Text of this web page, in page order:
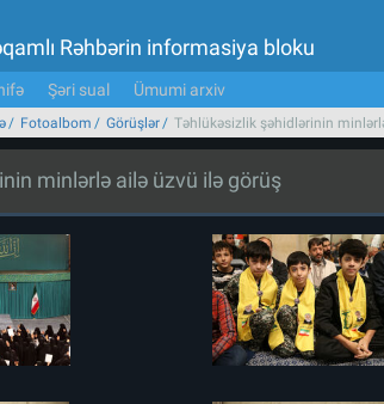
Rəhbərin informasiya bloku
Şəri sual Ümumi arxiv
Fotoalbom Görüşlər Təhlükəsizlik şəhidlərinin
minlərlə ailə üzvü ilə görüş